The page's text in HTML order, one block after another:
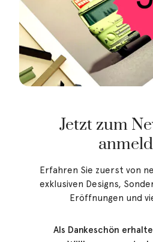
Jetzt zum
Erfahren Sie zuerst von
exklusiven Designs,
Eröffnungen und
Als Dankeschön